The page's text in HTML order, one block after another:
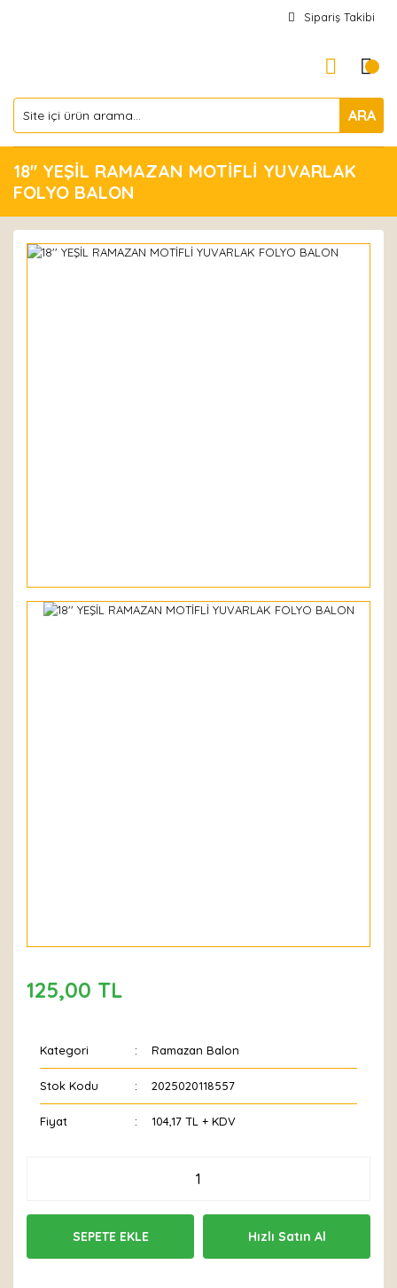
Sipariş Takibi
ARA
18'' YEŞİL RAMAZAN MOTİFLİ YUVARLAK
FOLYO BALON
125,00 TL
Kategori Ramazan Balon
Stok Kodu 2025020118557
Fiyat 104,17 TL + KDV
SEPETE EKLE Hızlı Satın Al